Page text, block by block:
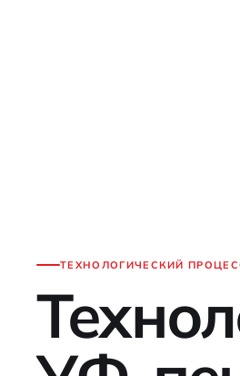
ТЕХНОЛОГИЧЕСКИЙ